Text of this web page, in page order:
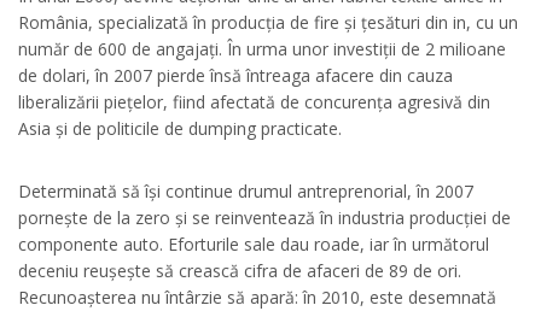
România, specializată în producția de fire și țesături din in, cu un
număr de 600 de angajați. În urma unor investiții de 2 milioane
de dolari, în 2007 pierde însă întreaga afacere din cauza
liberalizării piețelor, fiind afectată de concurența agresivă din
Asia și de politicile de dumping practicate.
Determinată să își continue drumul antreprenorial, în 2007
pornește de la zero și se reinventează în industria producției de
componente auto. Eforturile sale dau roade, iar în următorul
deceniu reușește să crească cifra de afaceri de 89 de ori.
Recunoașterea nu întârzie să apară: în 2010, este desemnată